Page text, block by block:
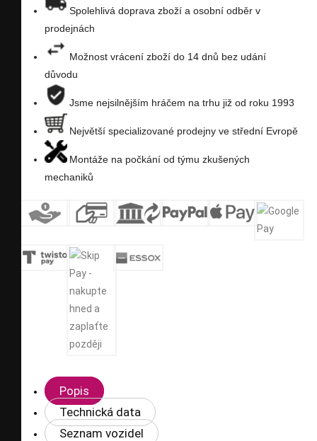
seznam
Spolehlivá doprava zboží a osobní odběr v
prodejnách
Možnost vrácení zboží do 14 dnů bez udání
důvodu
Jsme nejsilnějším hráčem na trhu již od roku 1993
Největší specializované prodejny ve střední Evropě
Montáže na počkání od týmu zkušených
mechaniků
Popis
Technická data
Seznam vozidel